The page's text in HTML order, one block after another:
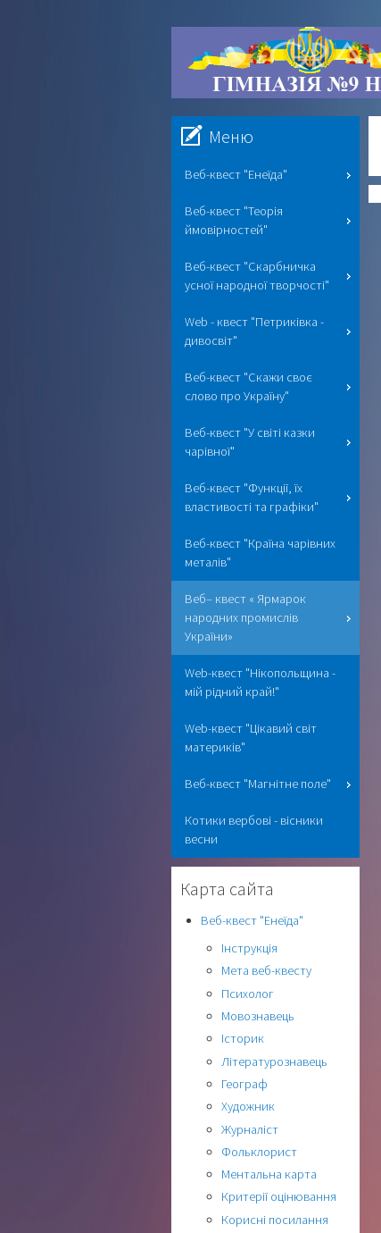
Меню
Веб-квест "Енеїда"
Веб-квест "Теорія
ймовірностей"
Веб-квест "Скарбничка
усної народної творчості"
Web - квест "Петриківка -
дивосвіт"
Веб-квест "Скажи своє
слово про Україну"
Веб-квест "У світі казки
чарівної"
Веб-квест "Функції, їх
властивості та графіки"
Веб-квест "Країна чарівних
металів"
Веб– квест « Ярмарок
народних промислів
України»
Web-квест "Нікопольщина -
мій рідний край!"
Web-квест "Цікавий світ
материків"
Веб-квест "Магнітне поле"
Котики вербові - вісники
весни
Карта сайта
Веб-квест "Енеїда"
Інструкція
Мета веб-квесту
Психолог
Мовознавець
Історик
Літературознавець
Географ
Художник
Журналіст
Фольклорист
Ментальна карта
Критерії оцінювання
Корисні посилання